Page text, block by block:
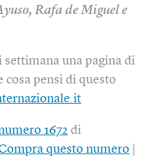
Rafa de Miguel e
una pagina di
cosa pensi di questo
1672 di
questo numero